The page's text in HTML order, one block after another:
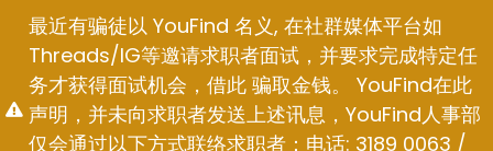
最近有骗徒以 YouFind 名义, 在社群媒体平台如
Threads/IG等邀请求职者面试，并要求完成特定任
务才获得面试机会，借此 骗取金钱。 YouFind在此
声明，并未向求职者发送上述讯息，YouFind人事部
仅会通过以下方式联络求职者：电话: 3189 0063 /